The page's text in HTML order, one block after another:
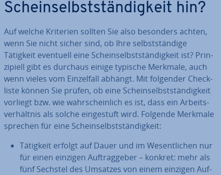
Schein­selbst­stän­dig­keit hin?
Auf welche Kriterien sollten Sie also besonders achten,
wenn Sie nicht sicher sind, ob Ihre selbst­stän­di­ge
Tätigkeit eventuell eine Schein­selbst­stän­dig­keit ist? Prin­
zi­pi­ell gibt es durchaus einige typische Merkmale, auch
wenn vieles vom Ein­zel­fall abhängt. Mit folgender Check­
lis­te können Sie prüfen, ob eine Schein­selbst­stän­dig­keit
vorliegt bzw. wie wahr­schein­lich es ist, dass ein Ar­beits­
ver­hält­nis als solche ein­ge­stuft wird. Folgende Merkmale
sprechen für eine Schein­selbst­stän­dig­keit:
Tätigkeit erfolgt auf Dauer und im We­sent­li­chen nur
für einen einzigen Auf­trag­ge­ber – konkret: mehr als
fünf Sechstel des Umsatzes von einem einzigen Auf­